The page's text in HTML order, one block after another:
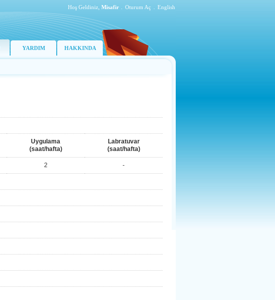
Hoş Geldiniz, Misafir Oturum Aç English
YARDIM HAKKINDA
Uygulama
(saat/hafta)
Labratuvar
(saat/hafta)
2 -